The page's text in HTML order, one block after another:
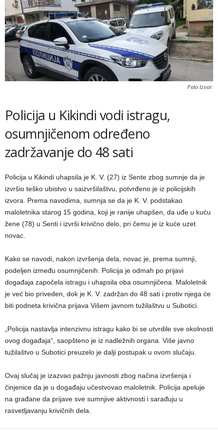
Foto Izvor:
Policija u Kikindi vodi istragu,
osumnjičenom određeno
zadržavanje do 48 sati
Policija u Kikindi uhapsila je K. V. (27) iz Sente zbog sumnje da je
izvršio teško ubistvo u saizvršilaštvu, potvrđeno je iz policijskih
izvora. Prema navodima, sumnja se da je K. V. podstakao
maloletnika starog 15 godina, koji je ranije uhapšen, da uđe u kuću
žene (78) u Senti i izvrši krivično delo, pri čemu je iz kuće uzet
novac.
Kako se navodi, nakon izvršenja dela, novac je, prema sumnji,
podeljen između osumnjičenih. Policija je odmah po prijavi
događaja započela istragu i uhapsila oba osumnjičena. Maloletnik
je već bio priveden, dok je K. V. zadržan do 48 sati i protiv njega će
biti podneta krivična prijava Višem javnom tužilaštvu u Subotici.
„Policija nastavlja intenzivnu istragu kako bi se utvrdile sve okolnosti
ovog događaja“, saopšteno je iz nadležnih organa. Više javno
tužilaštvo u Subotici preuzelo je dalji postupak u ovom slučaju.
Ovaj slučaj je izazvao pažnju javnosti zbog načina izvršenja i
činjenice da je u događaju učestvovao maloletnik. Policija apeluje
na građane da prijave sve sumnjive aktivnosti i sarađuju u
rasvetljavanju krivičnih dela.